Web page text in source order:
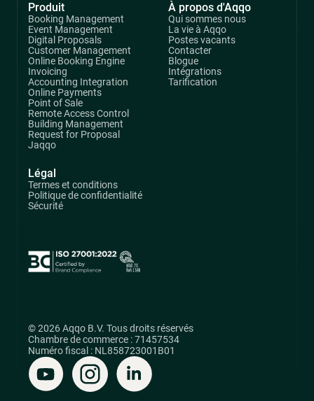
Produit
Booking Management
Event Management
Digital Proposals
Customer Management
Online Booking Engine
Invoicing
Accounting Integration
Online Payments
Point of Sale
Remote Access Control
Building Management
Request for Proposal
Jaqqo
À propos d'Aqqo
Qui sommes nous
La vie à Aqqo
Postes vacants
Contacter
Blogue
Intégrations
Tarification
Légal
Termes et conditions
Politique de confidentialité
Sécurité
© 2026 Aqqo B.V. Tous droits réservés
Chambre de commerce : 71457534
Numéro fiscal : NL858723001B01